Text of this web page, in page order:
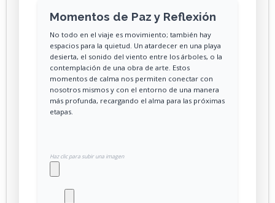
Momentos de Paz y Reflexión
No todo en el viaje es movimiento; también hay
espacios para la quietud. Un atardecer en una playa
desierta, el sonido del viento entre los árboles, o la
contemplación de una obra de arte. Estos
momentos de calma nos permiten conectar con
nosotros mismos y con el entorno de una manera
más profunda, recargando el alma para las próximas
etapas.
Haz clic para subir una imagen